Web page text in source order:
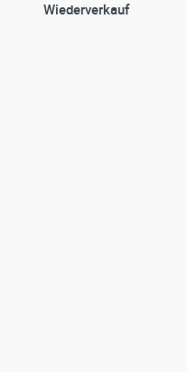
Wiederverkauf